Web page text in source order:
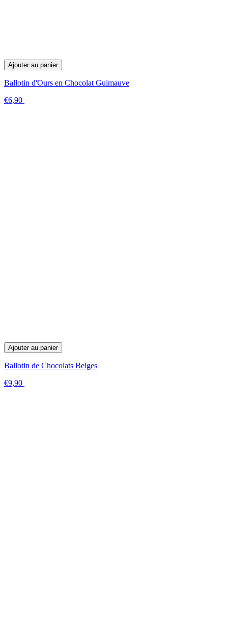
Ajouter au panier
Ballotin d'Ours en Chocolat Guimauve
€6,90
Ajouter au panier
Ballotin de Chocolats Belges
€9,90